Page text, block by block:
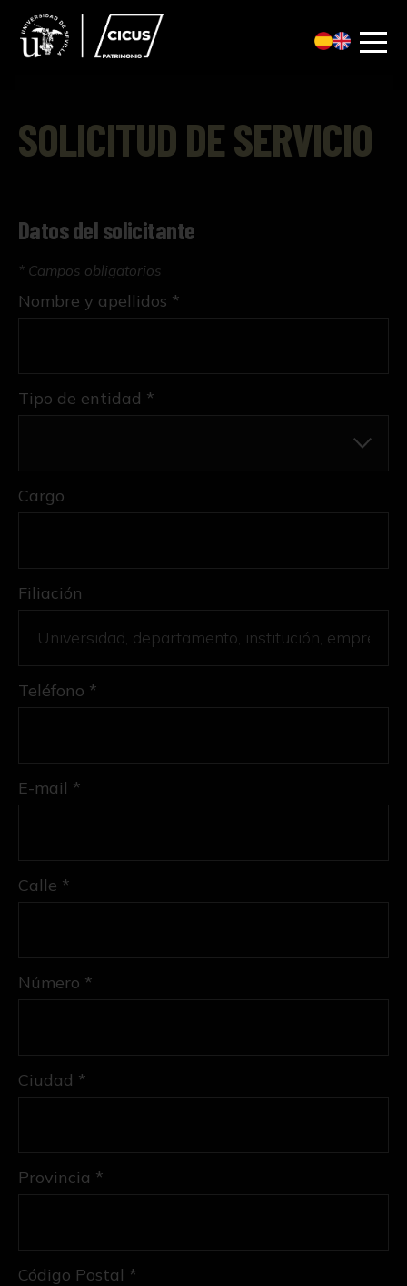
SOLICITUD DE SERVICIO
Datos del solicitante
* Campos obligatorios
Tipo de entidad *
Nombre y apellidos *
Cargo
Filiación
Teléfono *
E-mail *
Calle *
Número *
Ciudad *
Provincia *
Código Postal *